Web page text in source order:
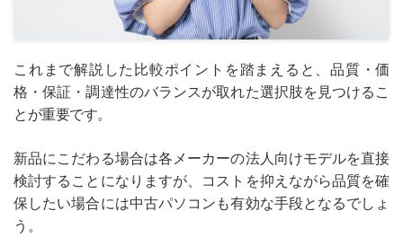
これまで解説した比較ポイントを踏まえると、品質・価
格・保証・調達性のバランスが取れた選択肢を見つけるこ
とが重要です。
新品にこだわる場合は各メーカーの法人向けモデルを直接
検討することになりますが、コストを抑えながら品質を確
保したい場合には中古パソコンも有効な手段となるでしょ
う。